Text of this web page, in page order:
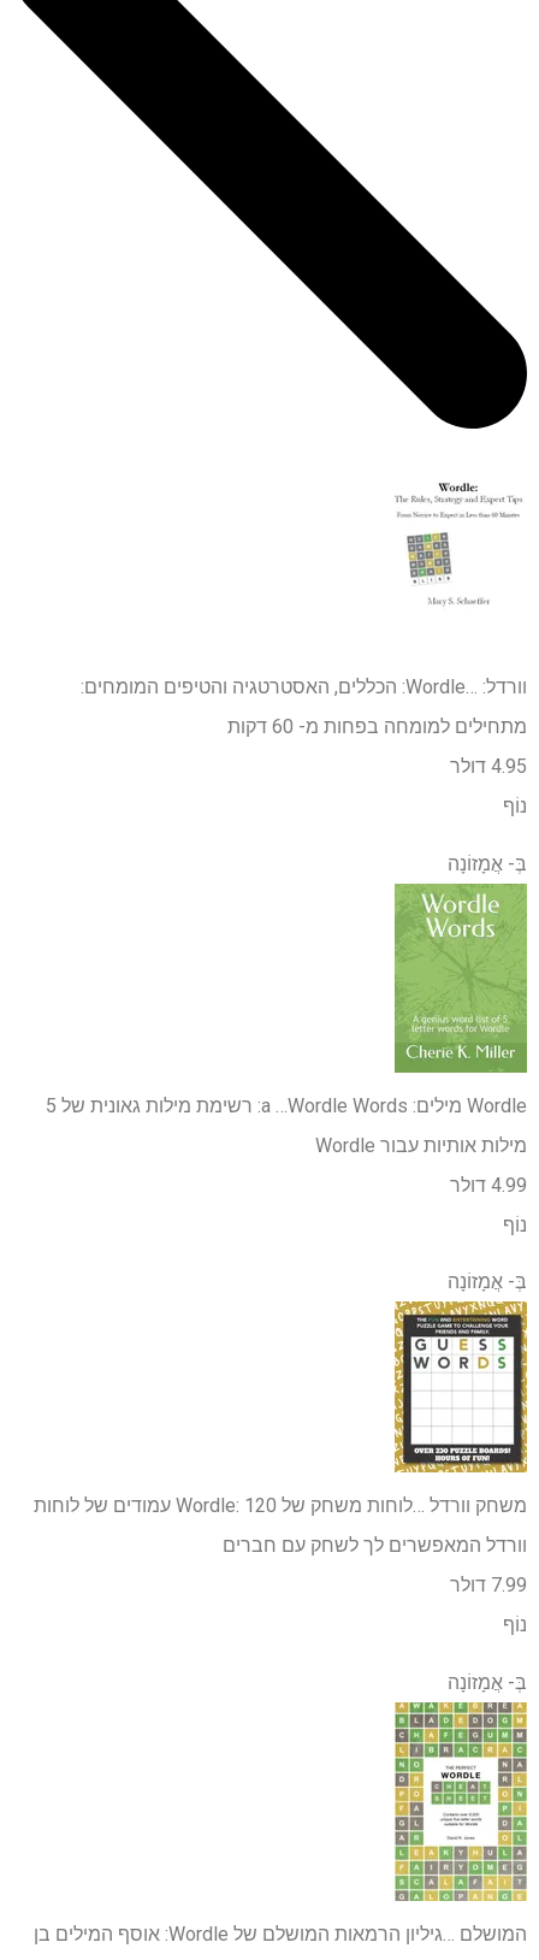
וורדל: …
Wordle: הכללים, האסטרטגיה והטיפים המומחים:
מתחילים למומחה בפחות מ- 60 דקות
4.95 דולר
נוֹף
בְּ- אֲמָזוֹנָה
Wordle מילים: a …
Wordle Words: רשימת מילות גאונית של 5
מילות אותיות עבור Wordle
4.99 דולר
נוֹף
בְּ- אֲמָזוֹנָה
משחק וורדל …
לוחות משחק של Wordle: 120 עמודים של לוחות
וורדל המאפשרים לך לשחק עם חברים
7.99 דולר
נוֹף
בְּ- אֲמָזוֹנָה
המושלם …
גיליון הרמאות המושלם של Wordle: אוסף המילים בן